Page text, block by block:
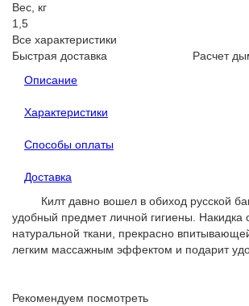
Вес, кг
1,5
Все характеристики
Быстрая доставка
Расчет
Описание
Характеристики
Способы оплаты
Доставка
Килт давно вошел в обиход русской
удобный предмет личной гигиены. Накидка
натуральной ткани, прекрасно
легким массажным эффектом и подарит
Рекомендуем посмотреть